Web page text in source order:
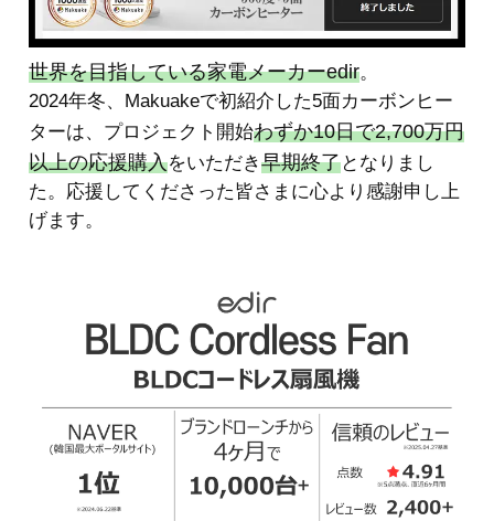
世界を目指している家電メーカーedir。
2024年冬、Makuakeで初紹介した5面カーボンヒー
ターは、プロジェクト開始わずか10日で2,700万円
以上の応援購入をいただき早期終了となりまし
た。応援してくださった皆さまに心より感謝申し上
げます。